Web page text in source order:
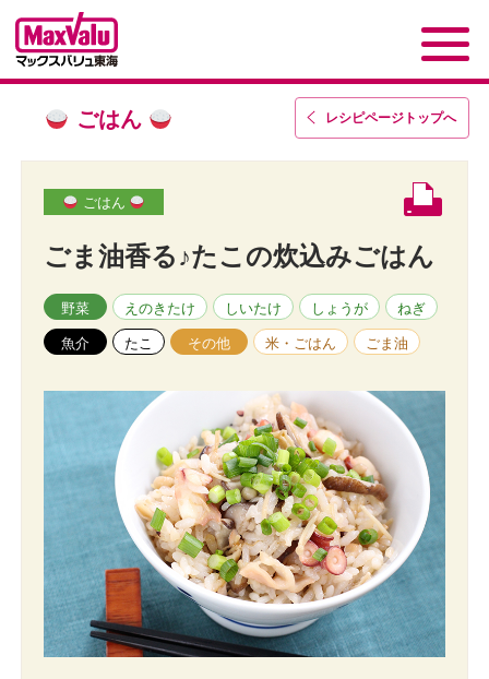
レシピページトップへ
ごはん
ごはん
ごま油香る♪たこの炊込みごはん
野菜 えのきたけ しいたけ しょうが ねぎ
魚介 たこ その他 米・ごはん ごま油